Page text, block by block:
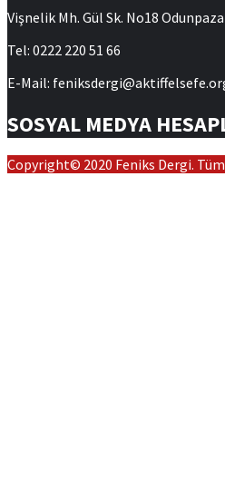
Vişnelik Mh. Gül Sk. No18
Tel: 0222 220 51 66
E-Mail:
SOSYAL MEDYA
Copyright© 2020 Feniks Dergi. Tüm